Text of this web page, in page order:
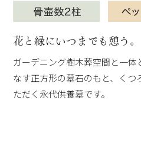
花と緑にいつまでも憩う。
ガーデニング樹木葬空間と一体
なす正方形の墓石のもと、く
ただく永代供養墓です。